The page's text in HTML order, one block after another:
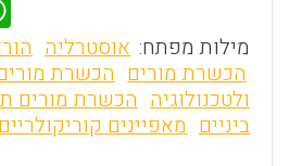
מילות מפתח: אוסטרליה
הכשרת מורים הכשרת
ולטכנולוגיה הכשרת מורים
ביניים מאפיינים